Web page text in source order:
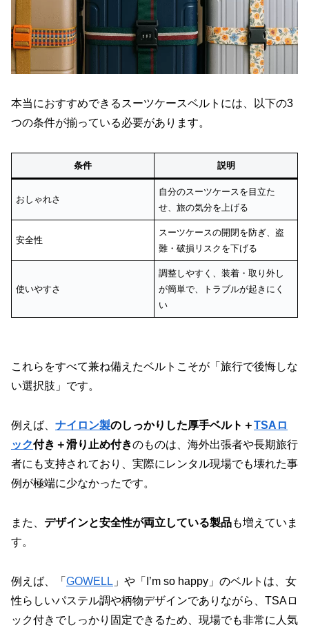
本当におすすめできるスーツケースベルトには、以下の3
つの条件が揃っている必要があります。
条件 説明
おしゃれさ
自分のスーツケースを目立た
せ、旅の気分を上げる
安全性
スーツケースの開閉を防ぎ、盗
難・破損リスクを下げる
使いやすさ
調整しやすく、装着・取り外し
が簡単で、トラブルが起きにく
い
これらをすべて兼ね備えたベルトこそが「旅行で後悔しな
い選択肢」です。
例えば、 ナイロン製のしっかりした厚手ベルト＋TSAロ
ック付き＋滑り止め付きのものは、海外出張者や長期旅行
者にも支持されており、実際にレンタル現場でも壊れた事
例が極端に少なかったです。
また、 デザインと安全性が両立している製品も増えていま
す。
例えば、「 GOWELL 」や「I’m so happy」のベルトは、女
性らしいパステル調や柄物デザインでありながら、TSAロ
ック付きでしっかり固定できるため、現場でも非常に人気